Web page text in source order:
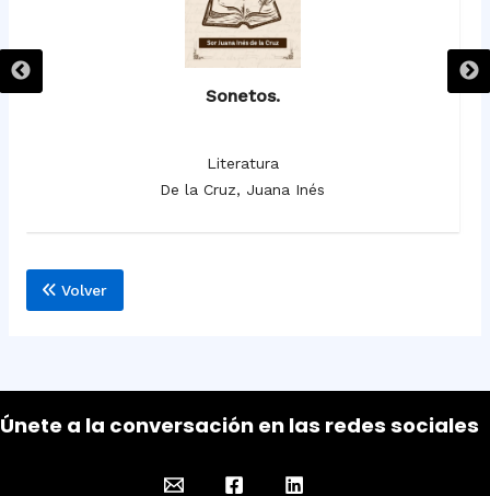
Sonetos.
Literatura
De la Cruz, Juana Inés
Volver
Únete a la conversación en las redes sociales